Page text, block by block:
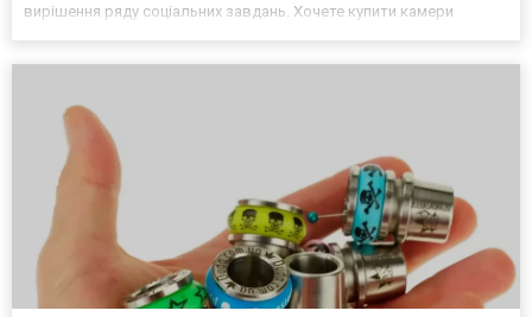
вирішення ряду соціальних завдань. Хочете купити камери